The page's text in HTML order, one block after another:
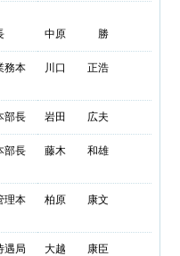
中原 勝
務本
川口 正浩
部長 岩田 広夫
部長
藤木 和雄
理本
柏原 康文
遇局
大越 康臣